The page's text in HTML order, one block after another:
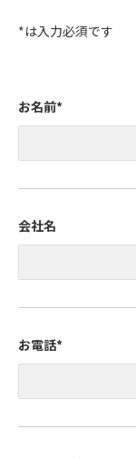
*は入力必須です
お名前*
会社名
お電話*